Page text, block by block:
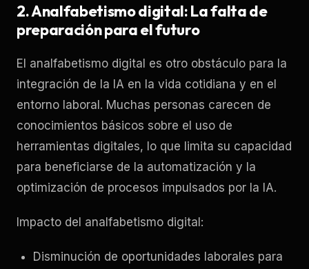
2. Analfabetismo digital: La falta de
preparación para el futuro
El analfabetismo digital es otro obstáculo para la
integración de la IA en la vida cotidiana y en el
entorno laboral. Muchas personas carecen de
conocimientos básicos sobre el uso de
herramientas digitales, lo que limita su capacidad
para beneficiarse de la automatización y la
optimización de procesos impulsados por la IA.
Impacto del analfabetismo digital:
Disminución de oportunidades laborales para